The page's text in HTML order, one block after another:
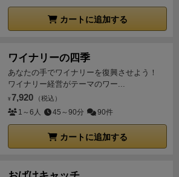
カートに追加する
ワイナリーの四季
あなたの手でワイナリーを復興させよう！
ワイナリー経営がテーマのワー...
¥ 7,920 （税込）
1～6人 45～90分 90件
カートに追加する